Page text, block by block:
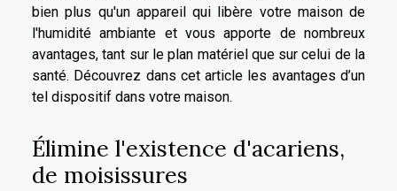
bien plus qu'un appareil qui libère votre maison de
l'humidité ambiante et vous apporte de nombreux
avantages, tant sur le plan matériel que sur celui de la
santé. Découvrez dans cet article les avantages d’un
tel dispositif dans votre maison.
Élimine l'existence d'acariens,
de moisissures